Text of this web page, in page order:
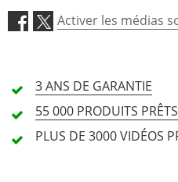
5 Étoiles
4 Étoiles
2 Étoiles
1 Étoiles
Activer les médias
3 ANS DE GARANTIE
55 000 PRODUITS
PLUS DE 3000VIDÉOS